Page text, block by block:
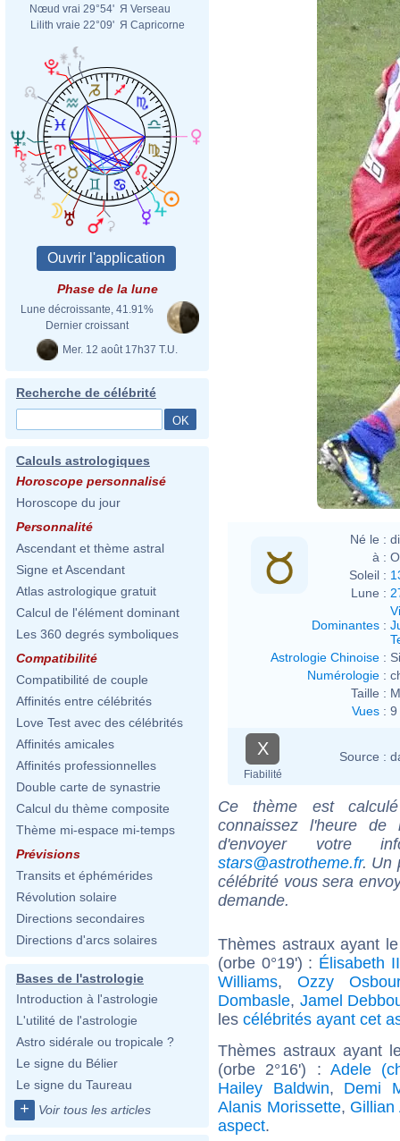
Nœud vrai 29°54' Я Verseau
Lilith vraie 22°09' Я Capricorne
Phase de la lune
Lune décroissante, 41.91%
Dernier croissant
Mer. 12 août 17h37 T.U.
Recherche de célébrité
Calculs astrologiques
Horoscope personnalisé
Horoscope du jour
Personnalité
Ascendant et thème astral
Signe et Ascendant
Atlas astrologique gratuit
Calcul de l'élément dominant
Les 360 degrés symboliques
Compatibilité
Compatibilité de couple
Affinités entre célébrités
Love Test avec des célébrités
Affinités amicales
Affinités professionnelles
Double carte de synastrie
Calcul du thème composite
Thème mi-espace mi-temps
Prévisions
Transits et éphémérides
Révolution solaire
Directions secondaires
Directions d'arcs solaires
Bases de l'astrologie
Introduction à l'astrologie
L'utilité de l'astrologie
Astro sidérale ou tropicale ?
Le signe du Bélier
Le signe du Taureau
+ Voir tous les articles
Né le :
à :
Soleil :
Lune :
Dominantes :
Astrologie Chinoise :
Numérologie :
Taille :
Vues : 9
X
Fiabilité
Source :
Ce thème est
connaissez l'heure de
d'envoyer votre
stars@astrotheme.fr. Un
célébrité vous sera
demande.
Thèmes astraux ayant
(orbe 0°19') : Élisabeth
Williams,Ozzy
Dombasle, Jamel
les célébrités ayant cet
Thèmes astraux ayant
(orbe 2°16') : Adele
Hailey Baldwin, Demi
Alanis Morissette, Gillian
aspect.